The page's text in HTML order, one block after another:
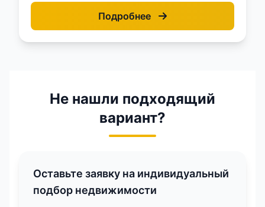
Подробнее
Не нашли подходящий
вариант?
Оставьте заявку на индивидуальный
подбор недвижимости